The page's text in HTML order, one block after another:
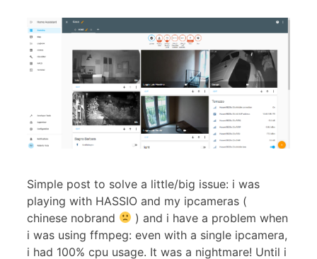
Simple post to solve a little/big issue: i was
playing with HASSIO and my ipcameras (
chinese nobrand
) and i have a problem when
i was using ffmpeg: even with a single ipcamera,
i had 100% cpu usage. It was a nightmare! Until i